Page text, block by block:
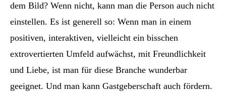
dem Bild? Wenn nicht, kann man die Person auch nicht
einstellen. Es ist generell so: Wenn man in einem
positiven, interaktiven, vielleicht ein bisschen
extrovertierten Umfeld aufwächst, mit Freundlichkeit
und Liebe, ist man für diese Branche wunderbar
geeignet. Und man kann Gastgeberschaft auch fördern.